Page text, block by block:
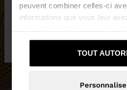
peuvent combiner celles-ci
informations que vous leur
services.
TOUT